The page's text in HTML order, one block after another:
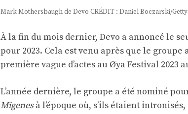
Mark Mothersbaugh de Devo CRÉDIT : Daniel Boczarski/
À la fin du mois dernier, Devo a annoncé le
pour 2023. Cela est venu après que le
première vague d’actes au Øya Festival 2023
L’année dernière, le groupe a été nominé
Migenesà l’époque où, s’ils étaient